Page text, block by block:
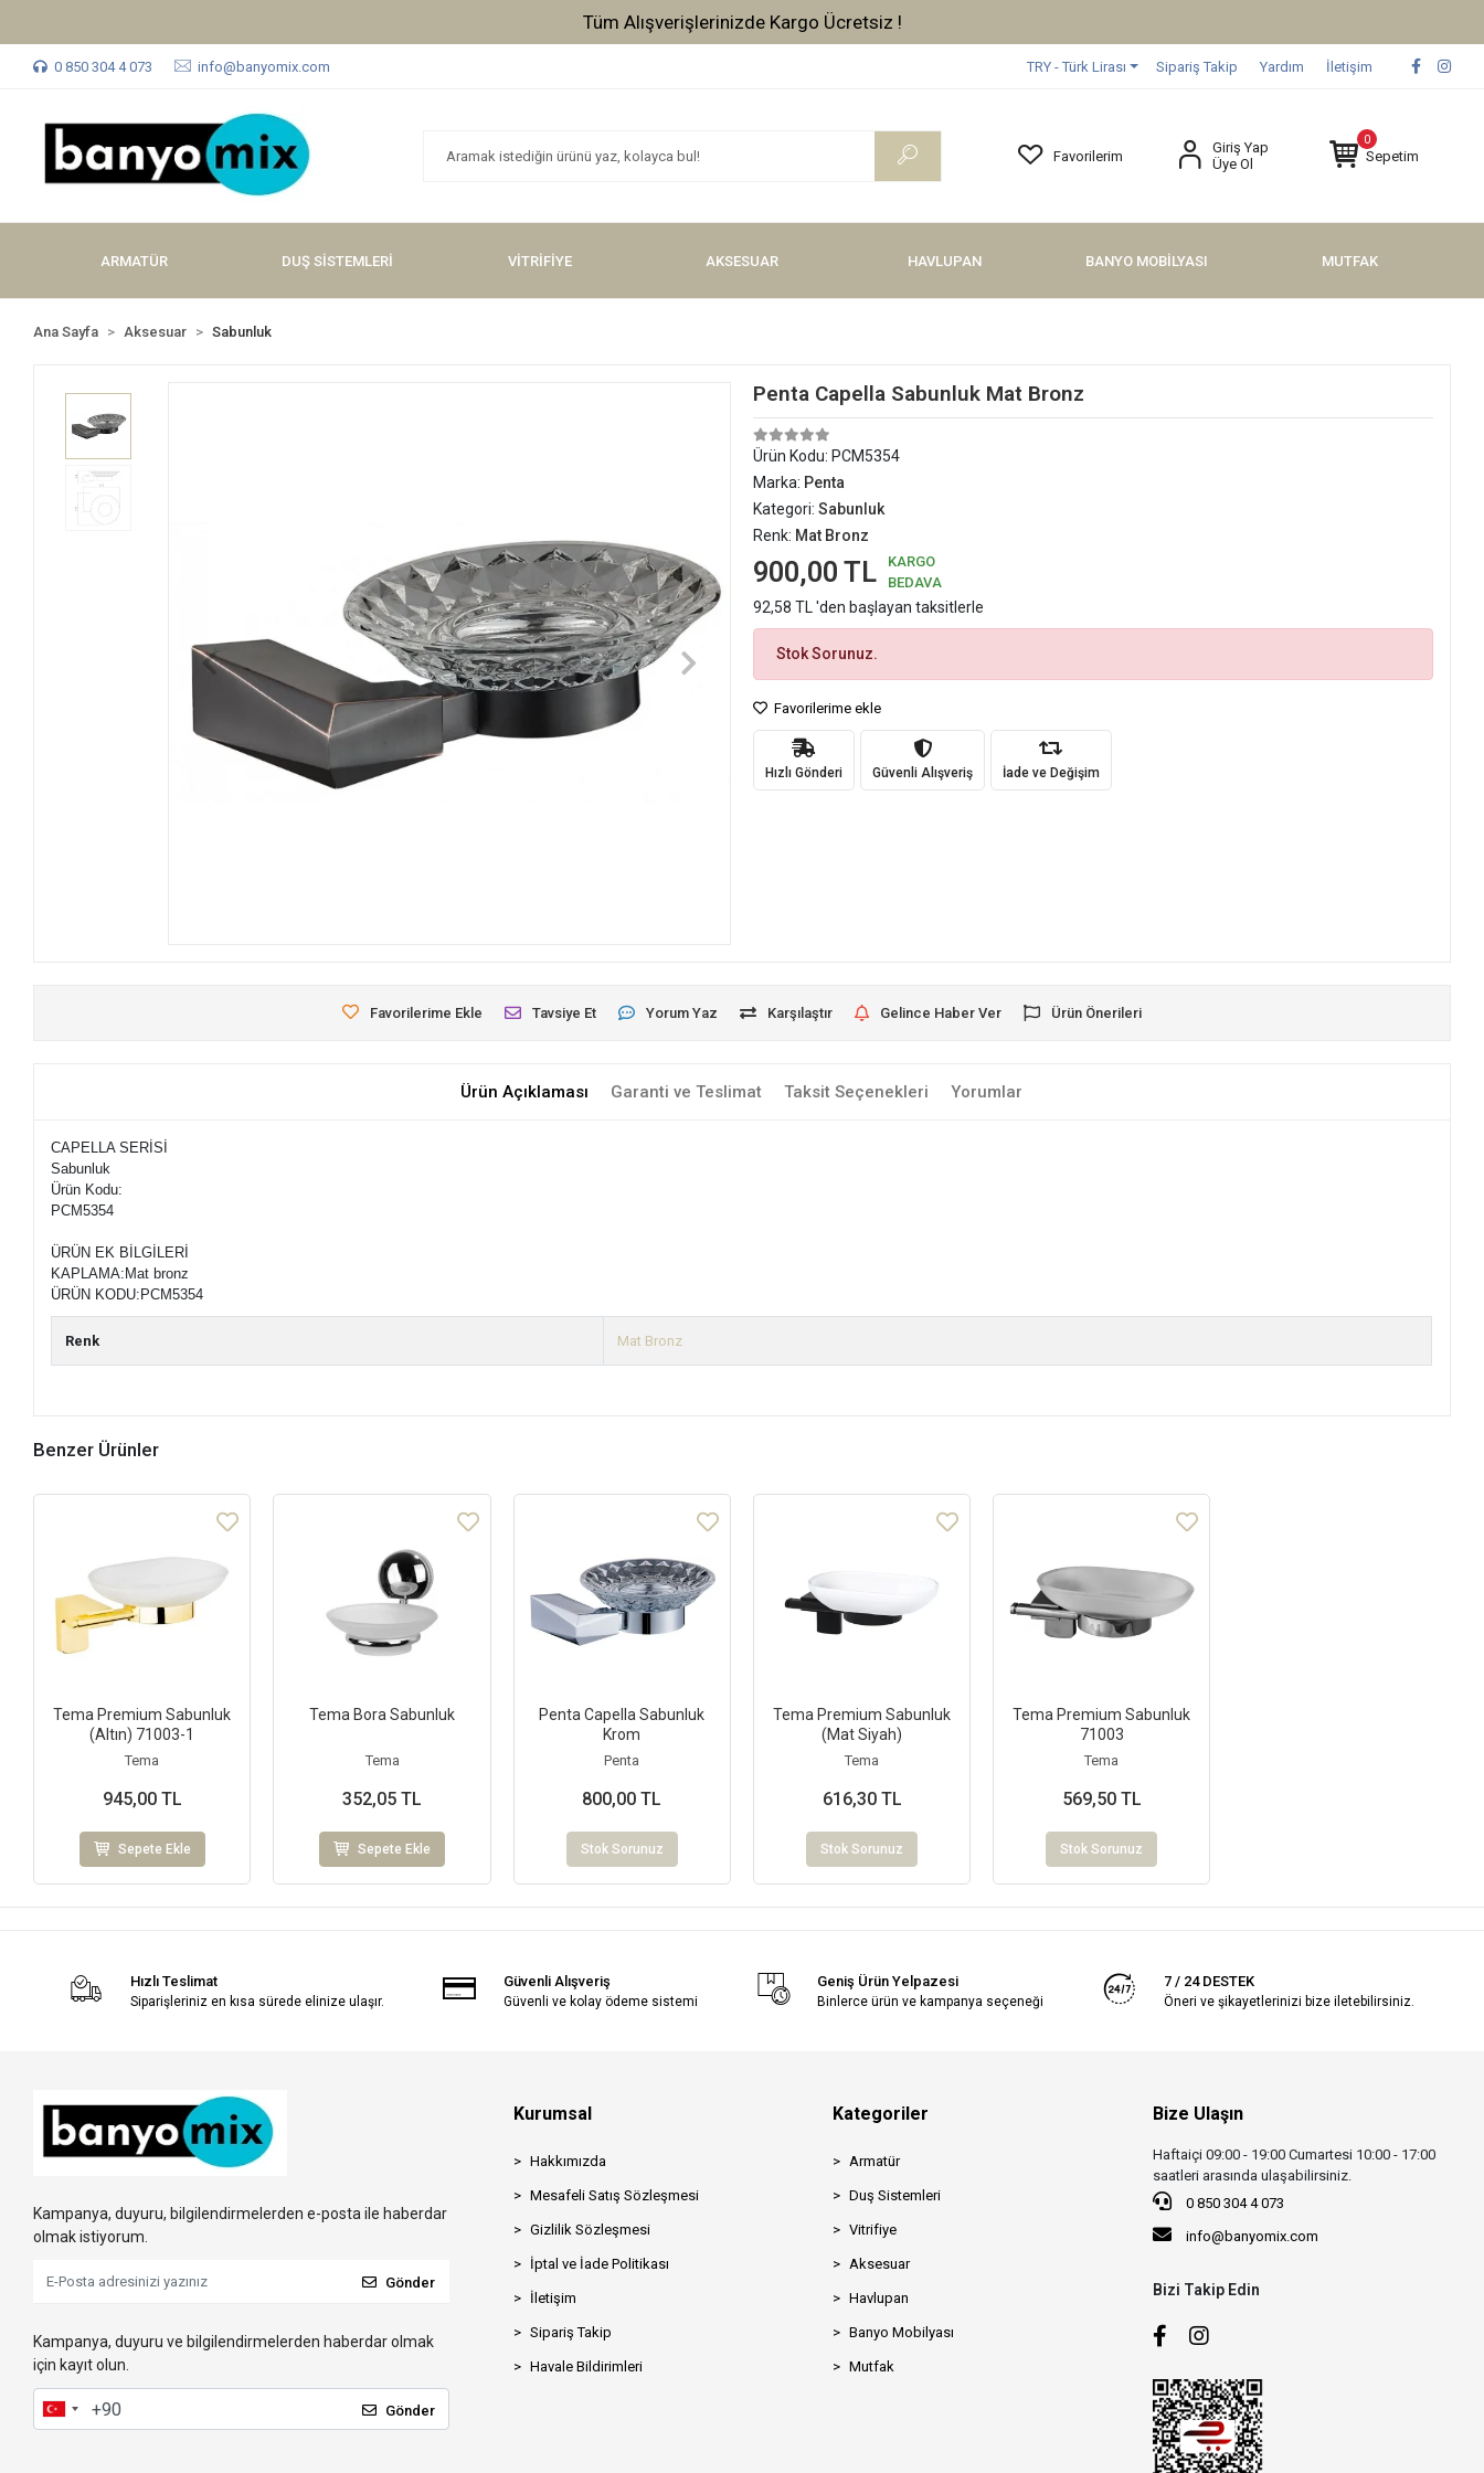
Tüm Alışverişlerinizde Kargo Ücretsiz !
0 850 304 4 073 info@banyomix.com TRY - Türk Lirası Sipariş Takip Yardım İletişim
Favorilerim
Giriş Yap
Üye Ol
0
Sepetim
ARMATÜR DUŞ SİSTEMLERİ VİTRİFİYE AKSESUAR HAVLUPAN BANYO MOBİLYASI MUTFAK
Ana Sayfa Aksesuar Sabunluk
Penta Capella Sabunluk Mat Bronz
Ürün Kodu: PCM5354
Marka: Penta
Kategori: Sabunluk
Renk: Mat Bronz
900,00 TL
KARGO
BEDAVA
92,58 TL 'den başlayan taksitlerle
Stok Sorunuz.
Favorilerime ekle
Hızlı Gönderi Güvenli Alışveriş İade ve Değişim
Favorilerime Ekle Tavsiye Et Yorum Yaz Karşılaştır Gelince Haber Ver Ürün Önerileri
Ürün Açıklaması Garanti ve Teslimat Taksit Seçenekleri Yorumlar
CAPELLA SERİSİ
Sabunluk
Ürün Kodu:
PCM5354
ÜRÜN EK BİLGİLERİ
KAPLAMA: Mat bronz
ÜRÜN KODU: PCM5354
Renk Mat Bronz
Benzer Ürünler
Tema Premium Sabunluk
(Altın) 71003-1
Tema
945,00 TL
Sepete Ekle
Tema Bora Sabunluk
Tema
352,05 TL
Sepete Ekle
Penta Capella Sabunluk
Krom
Penta
800,00 TL
Stok Sorunuz
Tema Premium Sabunluk
(Mat Siyah)
Tema
616,30 TL
Stok Sorunuz
Tema Premium Sabunluk
71003
Tema
569,50 TL
Stok Sorunuz
Hızlı Teslimat
Siparişleriniz en kısa sürede elinize ulaşır.
Güvenli Alışveriş
Güvenli ve kolay ödeme sistemi
Geniş Ürün Yelpazesi
Binlerce ürün ve kampanya seçeneği
7 / 24 DESTEK
Öneri ve şikayetlerinizi bize iletebilirsiniz.
Kampanya, duyuru, bilgilendirmelerden e-posta ile haberdar
olmak istiyorum.
Gönder
Kampanya, duyuru ve bilgilendirmelerden haberdar olmak
için kayıt olun.
Gönder
Kurumsal
Hakkımızda
Mesafeli Satış Sözleşmesi
Gizlilik Sözleşmesi
İptal ve İade Politikası
İletişim
Sipariş Takip
Havale Bildirimleri
Kategoriler
Armatür
Duş Sistemleri
Vitrifiye
Aksesuar
Havlupan
Banyo Mobilyası
Mutfak
Bize Ulaşın
Haftaiçi 09:00 - 19:00 Cumartesi 10:00 - 17:00
saatleri arasında ulaşabilirsiniz.
0 850 304 4 073
info@banyomix.com
Bizi Takip Edin